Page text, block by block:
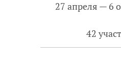
27 апреля — 6
42